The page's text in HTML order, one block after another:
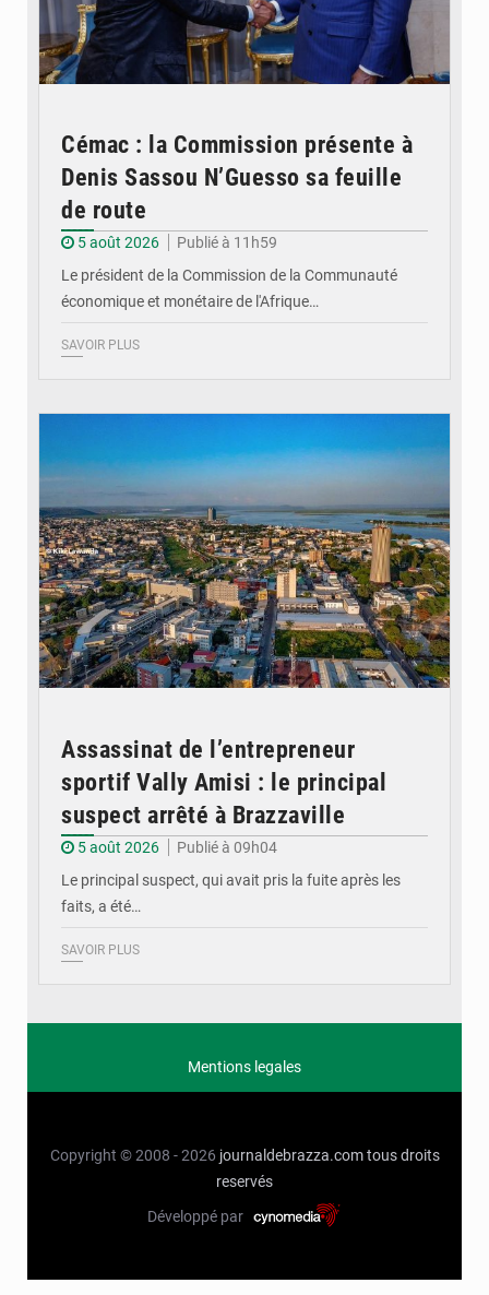
Cémac : la Commission présente à
Denis Sassou N’Guesso sa feuille
de route
5 août 2026
Publié à 11h59
Le président de la Commission de la Communauté
économique et monétaire de l'Afrique…
SAVOIR PLUS
Assassinat de l’entrepreneur
sportif Vally Amisi : le principal
suspect arrêté à Brazzaville
5 août 2026
Publié à 09h04
Le principal suspect, qui avait pris la fuite après les
faits, a été…
SAVOIR PLUS
Mentions legales
Copyright © 2008 - 2026 journaldebrazza.com tous droits
reservés
Développé par